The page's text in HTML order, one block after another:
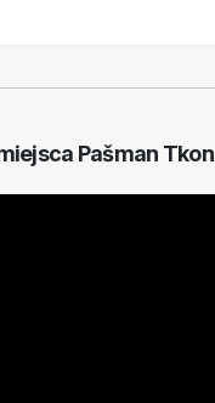
Pašman Tkon